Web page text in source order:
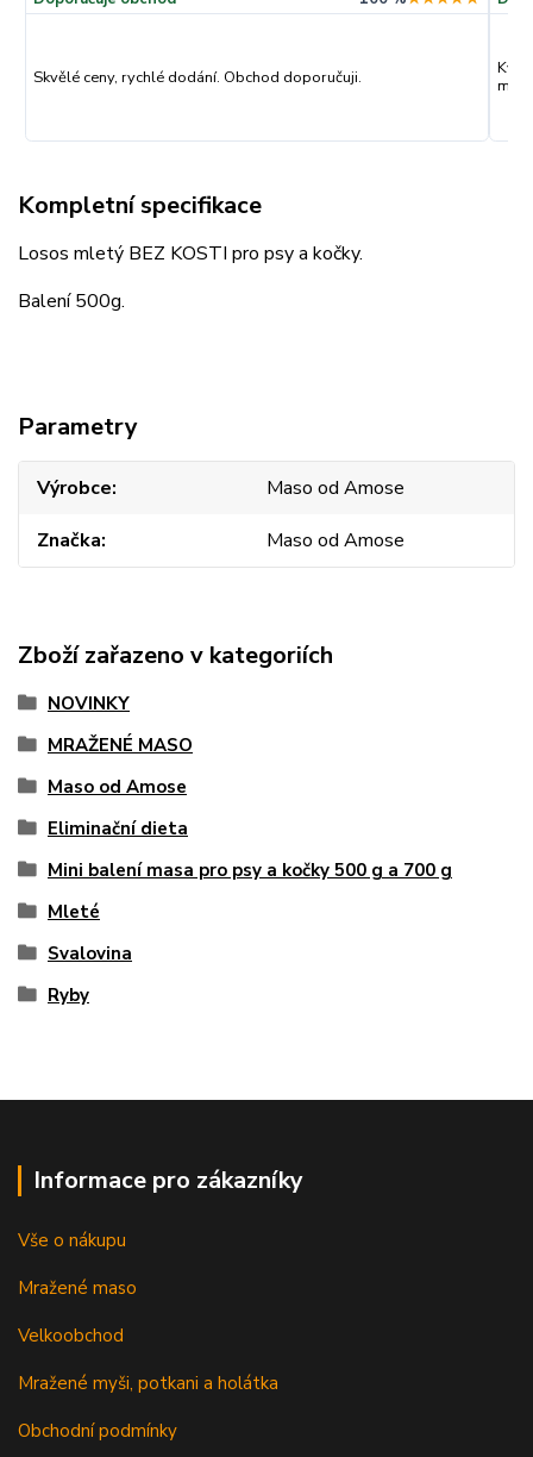
Skvělé ceny, rychlé dodání. Obchod doporučuji.
Kompletní specifikace
Losos mletý BEZ KOSTI pro psy a kočky.
Balení 500g.
Parametry
Výrobce
Maso od Amose
Značka
Maso od Amose
Zboží zařazeno v kategoriích
NOVINKY
MRAŽENÉ MASO
Maso od Amose
Eliminační dieta
Mini balení masa pro psy a kočky 500 g a 700 g
Mleté
Svalovina
Ryby
Informace pro zákazníky
Vše o nákupu
Mražené maso
Velkoobchod
Mražené myši, potkani a holátka
Obchodní podmínky